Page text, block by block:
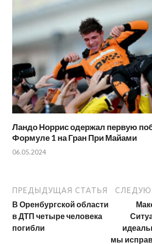
Ландо Норрис одержал первую
Формуле 1 на Гран При Майами
06.05.2024
ПРЕДЫДУЩАЯ СТАТЬЯ
В Оренбургской области
в ДТП четыре человека
погибли
мы